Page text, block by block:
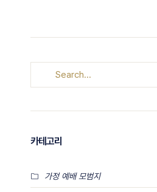
카테고리
가정 예배 모범지